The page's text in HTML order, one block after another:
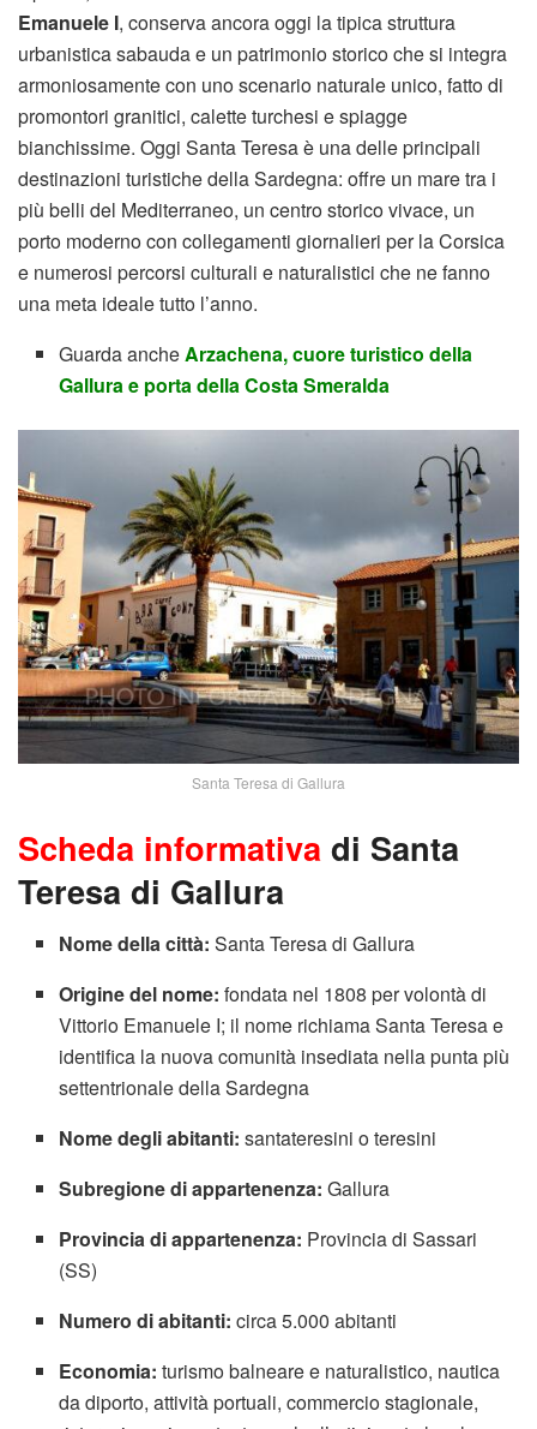
Emanuele I, conserva ancora oggi la tipica struttura
urbanistica sabauda e un patrimonio storico che si integra
armoniosamente con uno scenario naturale unico, fatto di
promontori granitici, calette turchesi e spiagge
bianchissime. Oggi Santa Teresa è una delle principali
destinazioni turistiche della Sardegna: offre un mare tra i
più belli del Mediterraneo, un centro storico vivace, un
porto moderno con collegamenti giornalieri per la Corsica
e numerosi percorsi culturali e naturalistici che ne fanno
una meta ideale tutto l’anno.
Guarda ancheArzachena, cuore turistico della
Gallura e porta della Costa Smeralda
Santa Teresa di Gallura
Scheda informativa di Santa
Teresa di Gallura
Nome della città: Santa Teresa di Gallura
Origine del nome: fondata nel 1808 per volontà di
Vittorio Emanuele I; il nome richiama Santa Teresa e
identifica la nuova comunità insediata nella punta più
settentrionale della Sardegna
Nome degli abitanti: santateresini o teresini
Subregione di appartenenza: Gallura
Provincia di appartenenza: Provincia di Sassari
(SS)
Numero di abitanti: circa 5.000 abitanti
Economia: turismo balneare e naturalistico, nautica
da diporto, attività portuali, commercio stagionale,